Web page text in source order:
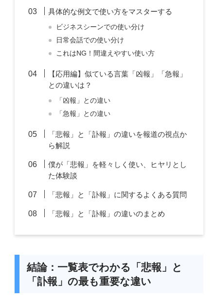
具体的な例文で使い方をマスターする
ビジネスシーンでの使い分け
日常会話での使い分け
これはNG！間違えやすい使い方
【応用編】似ている言葉「凶報」「急報」
との違いは？
「凶報」との違い
「急報」との違い
「悲報」と「訃報」の違いを報道の視点か
ら解説
僕が「悲報」を軽々しく使い、ヒヤリとし
た体験談
「悲報」と「訃報」に関するよくある質問
「悲報」と「訃報」の違いのまとめ
結論：一覧表でわかる「悲報」と
「訃報」の最も重要な違い